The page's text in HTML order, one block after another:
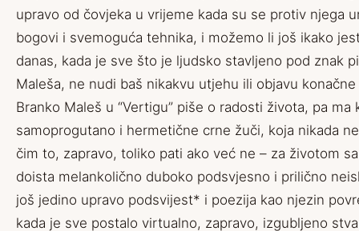
upravo od čovjeka u vrijeme kada su se protiv njega
bogovi i svemoguća tehnika, i možemo li još ikako
danas, kada je sve što je ljudsko stavljeno pod znak
Maleša, ne nudi baš nikakvu utjehu ili objavu
Branko Maleš u “Vertigu” piše o radosti života, pa
samoprogutano i hermetične crne žuči, koja nikada
čim to, zapravo, toliko pati ako već ne – za životom
doista melankolično duboko podsvjesno i prilično
još jedino upravo podsvijest* i poezija kao njezin
kada je sve postalo virtualno, zapravo, izgubljeno